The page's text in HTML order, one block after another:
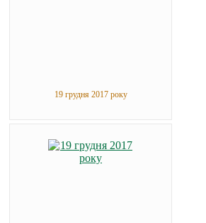
19 грудня 2017 року